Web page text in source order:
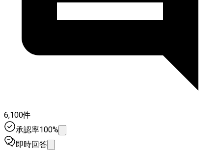
6,100件
承認率100%
即時回答